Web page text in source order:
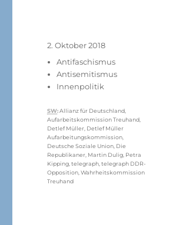
Veröffentlicht
2. Oktober 2018
Kategorien
Antifaschismus
Antisemitismus
Innenpolitik
Schlagwörter
SW:Allianz für Deutschland
Aufarbeitskommission Treuhand
Detlef Müller Detlef Müller
Aufarbeitungskommission
Deutsche Soziale Union Die
Republikaner Martin Dulig Petra
Kipping ,telegraph ,telegraph DDR-
Opposition ,Wahrheitskommission
Treuhand